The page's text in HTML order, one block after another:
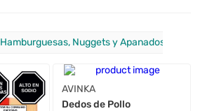
Hamburguesas, Nuggets y Apanados de
AVINKA
Dedos de Pollo